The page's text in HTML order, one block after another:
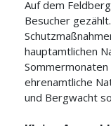
Auf dem
Besucher
hauptamtlichen
ehrenamtliche
und Bergwacht